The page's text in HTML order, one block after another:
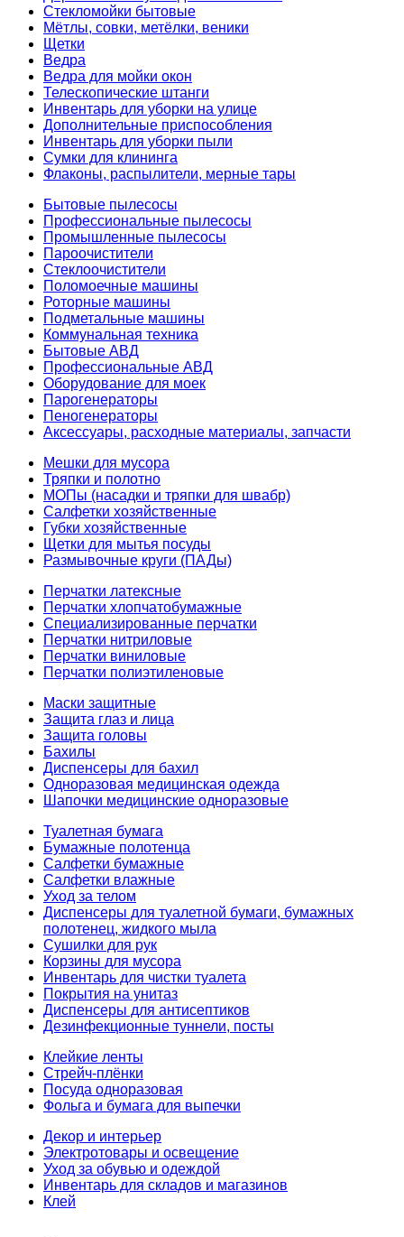
Стекломойки бытовые
Мётлы, совки, метёлки, веники
Щетки
Ведра
Ведра для мойки окон
Телескопические штанги
Инвентарь для уборки на улице
Дополнительные приспособления
Инвентарь для уборки пыли
Сумки для клининга
Флаконы, распылители, мерные тары
Бытовые пылесосы
Профессиональные пылесосы
Промышленные пылесосы
Пароочистители
Стеклоочистители
Поломоечные машины
Роторные машины
Подметальные машины
Коммунальная техника
Бытовые АВД
Профессиональные АВД
Оборудование для моек
Парогенераторы
Пеногенераторы
Аксессуары, расходные материалы, запчасти
Мешки для мусора
Тряпки и полотно
МОПы (насадки и тряпки для швабр)
Салфетки хозяйственные
Губки хозяйственные
Щетки для мытья посуды
Размывочные круги (ПАДы)
Перчатки латексные
Перчатки хлопчатобумажные
Специализированные перчатки
Перчатки нитриловые
Перчатки виниловые
Перчатки полиэтиленовые
Маски защитные
Защита глаз и лица
Защита головы
Бахилы
Диспенсеры для бахил
Одноразовая медицинская одежда
Шапочки медицинские одноразовые
Туалетная бумага
Бумажные полотенца
Салфетки бумажные
Салфетки влажные
Уход за телом
Диспенсеры для туалетной бумаги, бумажных
полотенец, жидкого мыла
Сушилки для рук
Корзины для мусора
Инвентарь для чистки туалета
Покрытия на унитаз
Диспенсеры для антисептиков
Дезинфекционные туннели, посты
Клейкие ленты
Стрейч-плёнки
Посуда одноразовая
Фольга и бумага для выпечки
Декор и интерьер
Электротовары и освещение
Уход за обувью и одеждой
Инвентарь для складов и магазинов
Клей